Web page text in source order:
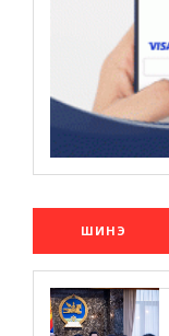
ШИНЭ